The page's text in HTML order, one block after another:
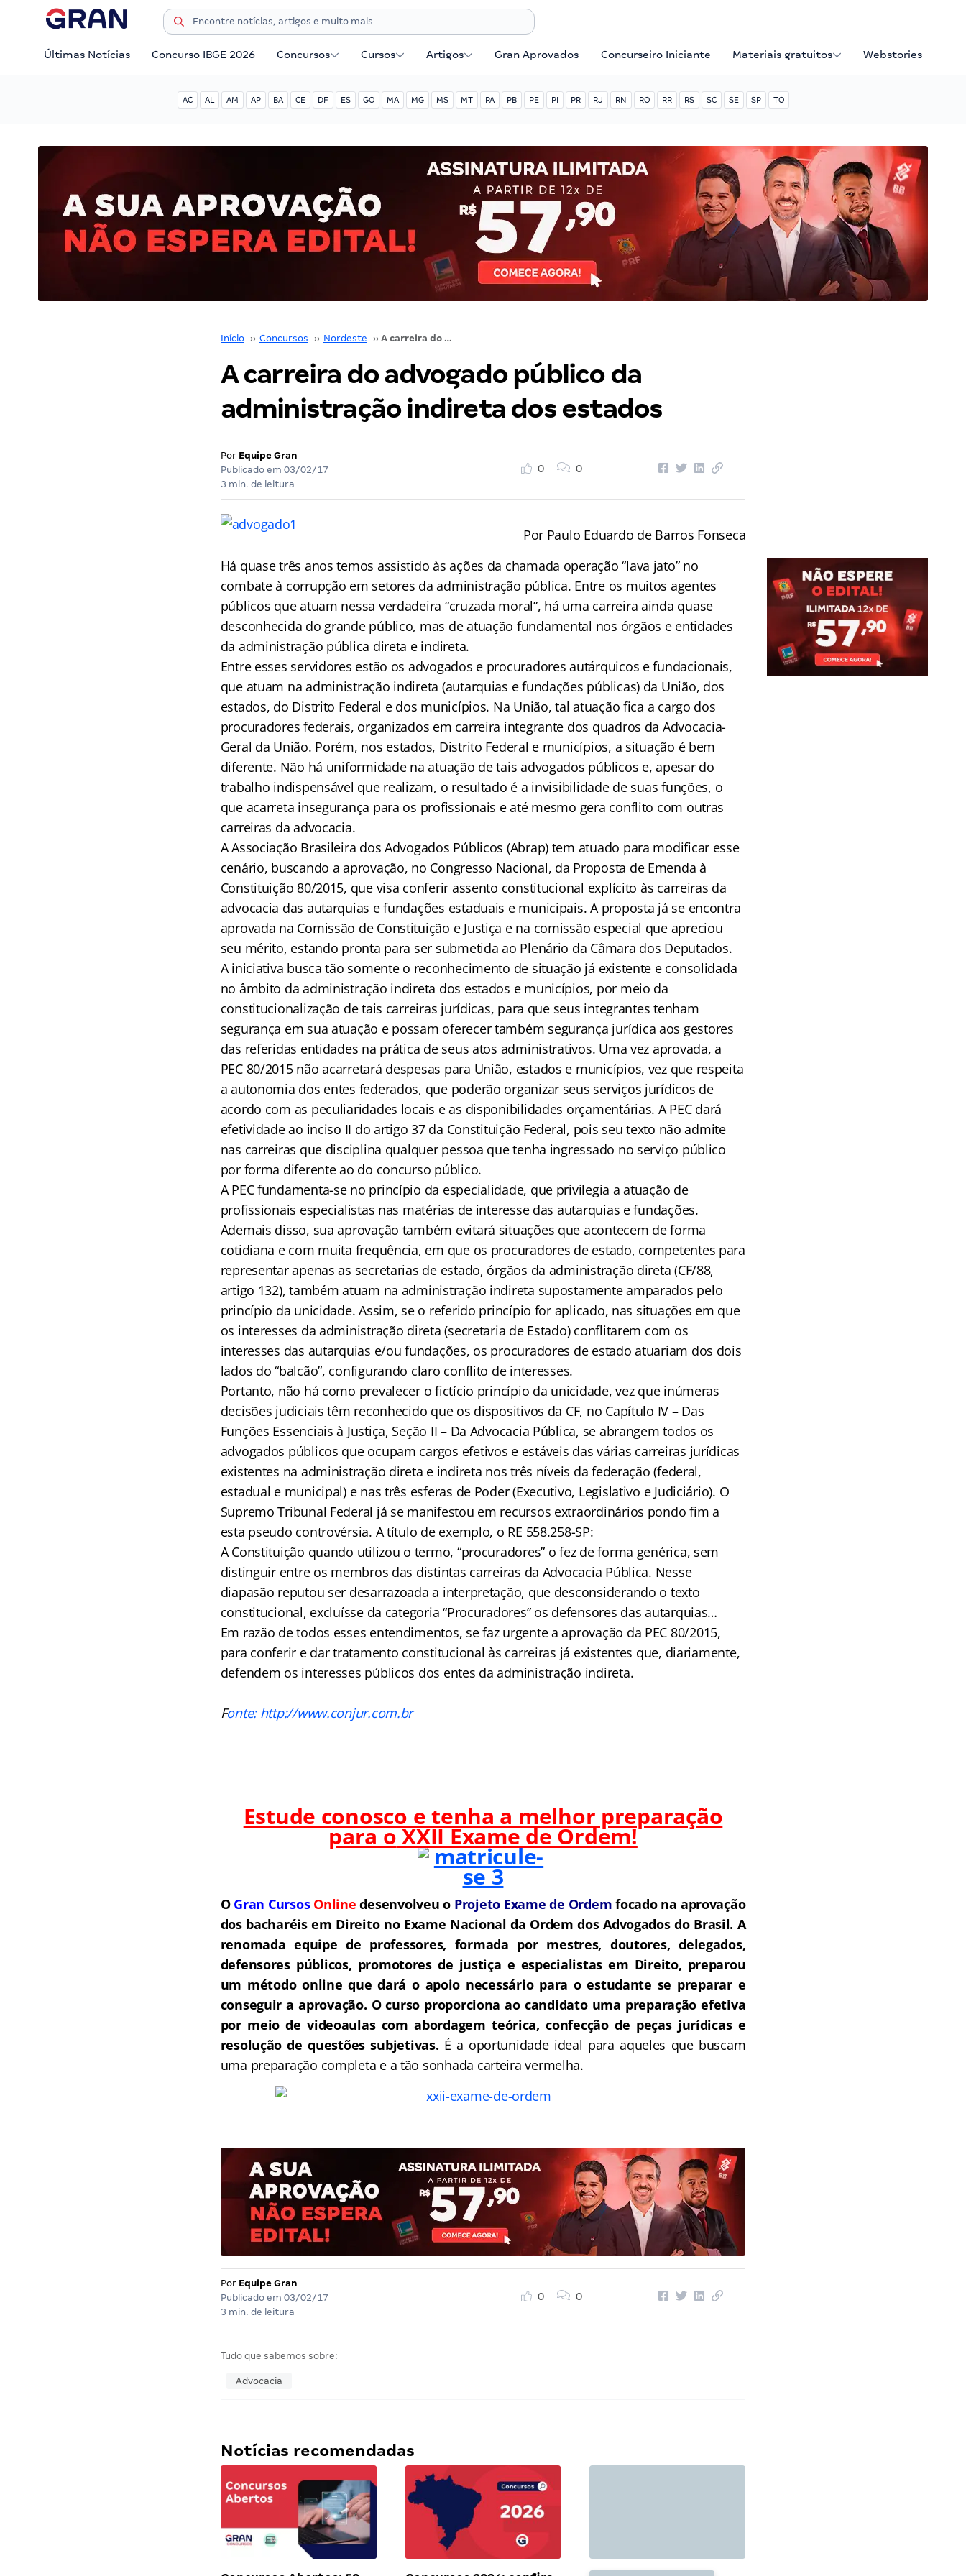
Últimas Notícias Concurso IBGE 2026 Concursos Cursos Artigos Gran Aprovados Concurseiro Iniciante Materiais gratuitos Webstories
AC AL AM AP BA CE DF ES GO MA MG MS MT PA PB PE PI PR RJ RN RO RR RS SC SE SP TO
Início ›› Concursos ›› Nordeste ›› A carreira do advogado público da administração indireta dos estados
A carreira do advogado público da
administração indireta dos estados
Por Equipe Gran
Publicado em 03/02/17
3 min. de leitura
0 0
Por Paulo Eduardo de Barros Fonseca
Há quase três anos temos assistido às ações da chamada operação “lava jato” no
combate à corrupção em setores da administração pública. Entre os muitos agentes
públicos que atuam nessa verdadeira “cruzada moral”, há uma carreira ainda quase
desconhecida do grande público, mas de atuação fundamental nos órgãos e entidades
da administração pública direta e indireta.
Entre esses servidores estão os advogados e procuradores autárquicos e fundacionais,
que atuam na administração indireta (autarquias e fundações públicas) da União, dos
estados, do Distrito Federal e dos municípios. Na União, tal atuação fica a cargo dos
procuradores federais, organizados em carreira integrante dos quadros da Advocacia-
Geral da União. Porém, nos estados, Distrito Federal e municípios, a situação é bem
diferente. Não há uniformidade na atuação de tais advogados públicos e, apesar do
trabalho indispensável que realizam, o resultado é a invisibilidade de suas funções, o
que acarreta insegurança para os profissionais e até mesmo gera conflito com outras
carreiras da advocacia.
A Associação Brasileira dos Advogados Públicos (Abrap) tem atuado para modificar esse
cenário, buscando a aprovação, no Congresso Nacional, da Proposta de Emenda à
Constituição 80/2015, que visa conferir assento constitucional explícito às carreiras da
advocacia das autarquias e fundações estaduais e municipais. A proposta já se encontra
aprovada na Comissão de Constituição e Justiça e na comissão especial que apreciou
seu mérito, estando pronta para ser submetida ao Plenário da Câmara dos Deputados.
A iniciativa busca tão somente o reconhecimento de situação já existente e consolidada
no âmbito da administração indireta dos estados e municípios, por meio da
constitucionalização de tais carreiras jurídicas, para que seus integrantes tenham
segurança em sua atuação e possam oferecer também segurança jurídica aos gestores
das referidas entidades na prática de seus atos administrativos. Uma vez aprovada, a
PEC 80/2015 não acarretará despesas para União, estados e municípios, vez que respeita
a autonomia dos entes federados, que poderão organizar seus serviços jurídicos de
acordo com as peculiaridades locais e as disponibilidades orçamentárias. A PEC dará
efetividade ao inciso II do artigo 37 da Constituição Federal, pois seu texto não admite
nas carreiras que disciplina qualquer pessoa que tenha ingressado no serviço público
por forma diferente ao do concurso público.
A PEC fundamenta-se no princípio da especialidade, que privilegia a atuação de
profissionais especialistas nas matérias de interesse das autarquias e fundações.
Ademais disso, sua aprovação também evitará situações que acontecem de forma
cotidiana e com muita frequência, em que os procuradores de estado, competentes para
representar apenas as secretarias de estado, órgãos da administração direta (CF/88,
artigo 132), também atuam na administração indireta supostamente amparados pelo
princípio da unicidade. Assim, se o referido princípio for aplicado, nas situações em que
os interesses da administração direta (secretaria de Estado) conflitarem com os
interesses das autarquias e/ou fundações, os procuradores de estado atuariam dos dois
lados do “balcão”, configurando claro conflito de interesses.
Portanto, não há como prevalecer o fictício princípio da unicidade, vez que inúmeras
decisões judiciais têm reconhecido que os dispositivos da CF, no Capítulo IV – Das
Funções Essenciais à Justiça, Seção II – Da Advocacia Pública, se abrangem todos os
advogados públicos que ocupam cargos efetivos e estáveis das várias carreiras jurídicas
existentes na administração direta e indireta nos três níveis da federação (federal,
estadual e municipal) e nas três esferas de Poder (Executivo, Legislativo e Judiciário). O
Supremo Tribunal Federal já se manifestou em recursos extraordinários pondo fim a
esta pseudo controvérsia. A título de exemplo, o RE 558.258-SP:
A Constituição quando utilizou o termo, “procuradores” o fez de forma genérica, sem
distinguir entre os membros das distintas carreiras da Advocacia Pública. Nesse
diapasão reputou ser desarrazoada a interpretação, que desconsiderando o texto
constitucional, excluísse da categoria “Procuradores” os defensores das autarquias…
Em razão de todos esses entendimentos, se faz urgente a aprovação da PEC 80/2015,
para conferir e dar tratamento constitucional às carreiras já existentes que, diariamente,
defendem os interesses públicos dos entes da administração indireta.
Fonte: http://www.conjur.com.br
Estude conosco e tenha a melhor preparação
para oXXII Exame de Ordem!
O Gran Cursos Online desenvolveu o Projeto Exame de Ordem focado na aprovação
dos bacharéis em Direito no Exame Nacional da Ordem dos Advogados do Brasil. A
renomada equipe de professores, formada por mestres, doutores, delegados,
defensores públicos, promotores de justiça e especialistas em Direito, preparou
um método online que dará o apoio necessário para o estudante se preparar e
conseguir a aprovação. O curso proporciona ao candidato uma preparação efetiva
por meio de videoaulas com abordagem teórica, confecção de peças jurídicas e
resolução de questões subjetivas. É a oportunidade ideal para aqueles que buscam
uma preparação completa e a tão sonhada carteira vermelha.
Por Equipe Gran
Publicado em 03/02/17
3 min. de leitura
0 0
Tudo que sabemos sobre:
Advocacia
Notícias recomendadas